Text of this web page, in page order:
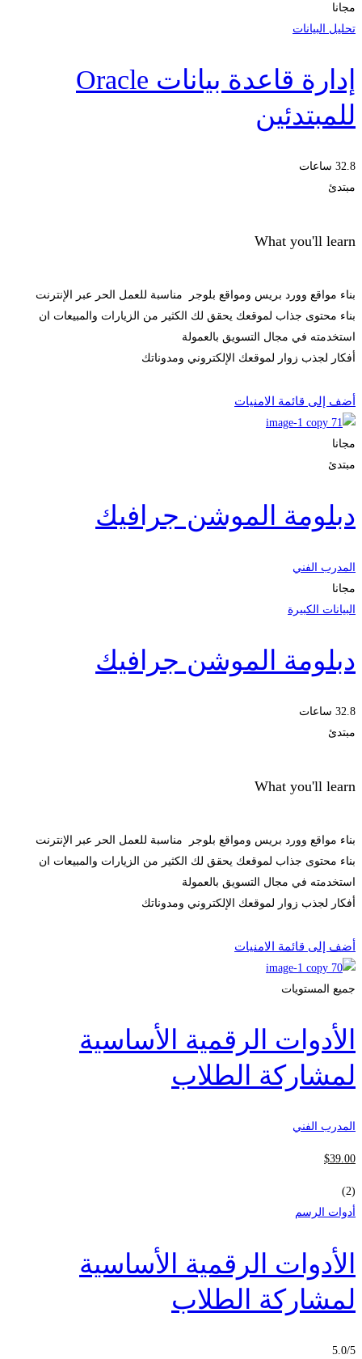
مجانا
تحليل البيانات
إدارة قاعدة بيانات Oracle
للمبتدئين
32.8 ساعات
مبتدئ
What you'll learn
بناء مواقع وورد بريس ومواقع بلوجر مناسبة للعمل الحر عبر الإنترنت
بناء محتوى جذاب لموقعك يحقق لك الكثير من الزيارات والمبيعات ان
استخدمته في مجال التسويق بالعمولة
أفكار لجذب زوار لموقعك الإلكتروني ومدوناتك
أضف إلى قائمة الامنيات
مجانا
مبتدئ
دبلومة الموشن جرافيك
المدرب الفني
مجانا
البيانات الكبيرة
دبلومة الموشن جرافيك
32.8 ساعات
مبتدئ
What you'll learn
بناء مواقع وورد بريس ومواقع بلوجر مناسبة للعمل الحر عبر الإنترنت
بناء محتوى جذاب لموقعك يحقق لك الكثير من الزيارات والمبيعات ان
استخدمته في مجال التسويق بالعمولة
أفكار لجذب زوار لموقعك الإلكتروني ومدوناتك
أضف إلى قائمة الامنيات
جميع المستويات
الأدوات الرقمية الأساسية
لمشاركة الطلاب
المدرب الفني
$39.00
(2)
أدوات الرسم
الأدوات الرقمية الأساسية
لمشاركة الطلاب
5.0/5